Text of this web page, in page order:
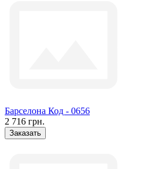
Барселона Код - 0656
2 716 грн.
Заказать